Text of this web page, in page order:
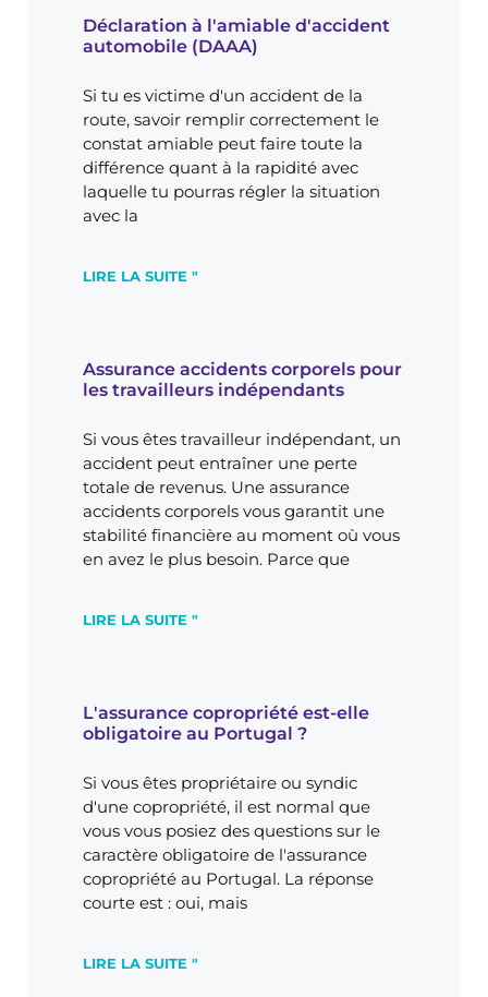
Déclaration à l'amiable d'accident
automobile (DAAA)
Si tu es victime d'un accident de la
route, savoir remplir correctement le
constat amiable peut faire toute la
différence quant à la rapidité avec
laquelle tu pourras régler la situation
avec la
LIRE LA SUITE "
Assurance accidents corporels pour
les travailleurs indépendants
Si vous êtes travailleur indépendant, un
accident peut entraîner une perte
totale de revenus. Une assurance
accidents corporels vous garantit une
stabilité financière au moment où vous
en avez le plus besoin. Parce que
LIRE LA SUITE "
L'assurance copropriété est-elle
obligatoire au Portugal ?
Si vous êtes propriétaire ou syndic
d'une copropriété, il est normal que
vous vous posiez des questions sur le
caractère obligatoire de l'assurance
copropriété au Portugal. La réponse
courte est : oui, mais
LIRE LA SUITE "